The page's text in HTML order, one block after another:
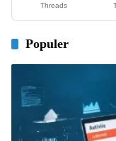
Threads
Populer